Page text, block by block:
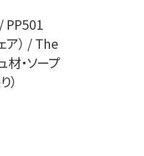
PP501
ア） / The
材・ソープ